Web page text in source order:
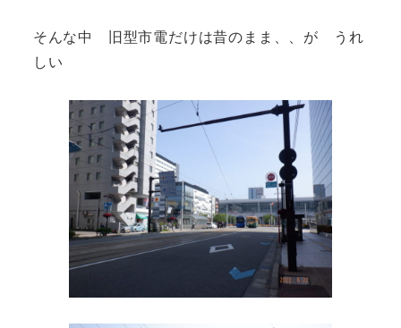
そんな中 旧型市電だけは昔のまま、、が うれ
しい